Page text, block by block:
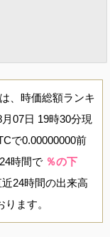
、時価総額ランキ
07日 19時30分現
で0.00000000前
24時間で ％の下
24時間の出来高
ます。